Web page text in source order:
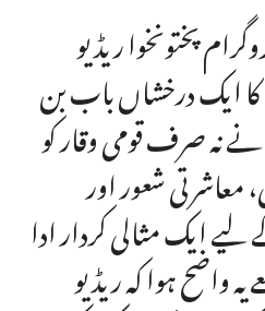
پختونخوا ریڈیو
کا ایک درخشاں باب بن
نہ صرف قومی وقار کو
معاشرتی شعور اور
ایک مثالی کردار ادا
واضح ہوا کہ ریڈیو